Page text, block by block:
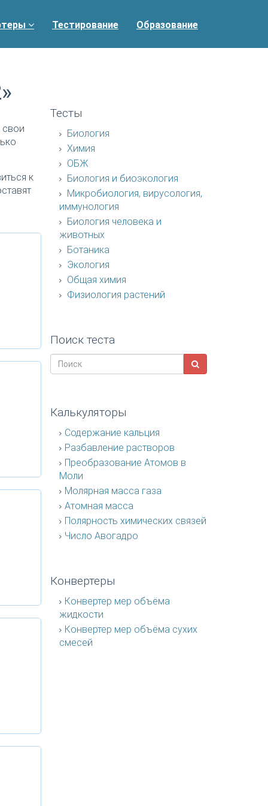
Тестирование Образование
свои
к
Тесты
Биология
Химия
ОБЖ
Биология и биоэкология
Микробиология, вирусология,
иммунология
Биология человека и
животных
Ботаника
Экология
Общая химия
Физиология растений
Поиск теста
Калькуляторы
Содержание кальция
Разбавление растворов
Преобразование Атомов в
Моли
Молярная масса газа
Атомная масса
Полярность химических связей
Число Авогадро
Конвертеры
Конвертер мер объёма
жидкости
Конвертер мер объёма сухих
смесей